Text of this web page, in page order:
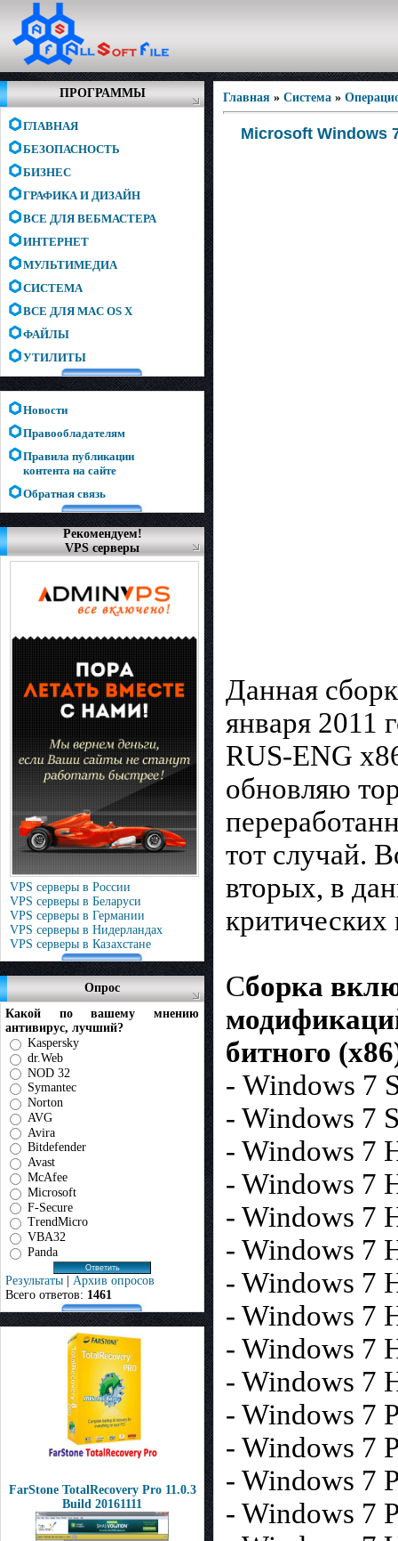
ПРОГРАММЫ
ГЛАВНАЯ
БЕЗОПАСНОСТЬ
БИЗНЕС
ГРАФИКА И ДИЗАЙН
ВСЕ ДЛЯ ВЕБМАСТЕРА
ИНТЕРНЕТ
МУЛЬТИМЕДИА
СИСТЕМА
ВСЕ ДЛЯ MAC OS X
ФАЙЛЫ
УТИЛИТЫ
Новости
Правообладателям
Правила публикации
контента на сайте
Обратная связь
Рекомендуем!
VPS серверы
VPS серверы в России
VPS серверы в Беларуси
VPS серверы в Германии
VPS серверы в Нидерландах
VPS серверы в Казахстане
Опрос
Какой по вашему мнению
антивирус, лучший?
Kaspersky
dr.Web
NOD 32
Symantec
Norton
AVG
Avira
Bitdefender
Avast
McAfee
Microsoft
F-Secure
TrendMicro
VBA32
Panda
Результаты | Архив опросов
Всего ответов: 1461
FarStone TotalRecovery Pro 11.0.3
Build 20161111
Главная » Система »
Microsoft Windows
Данная
января 2011
RUS-ENG
обновляю
тот случай.
вторых, в
Сборка
битного
- Windows 7
- Windows 7
- Windows 7
- Windows 7
- Windows 7
- Windows 7
- Windows 7
- Windows 7
- Windows 7
- Windows 7
- Windows 7
- Windows 7
- Windows 7
- Windows 7